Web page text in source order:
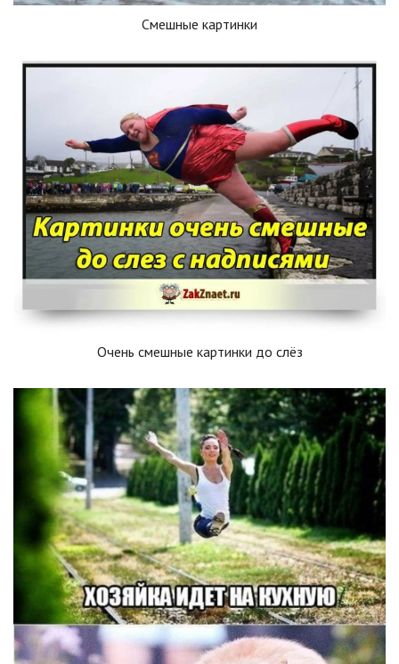
Смешные картинки
Очень смешные картинки до слёз